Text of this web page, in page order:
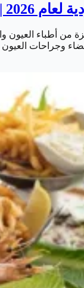
المتخصصين
من أطباء
وجراحات